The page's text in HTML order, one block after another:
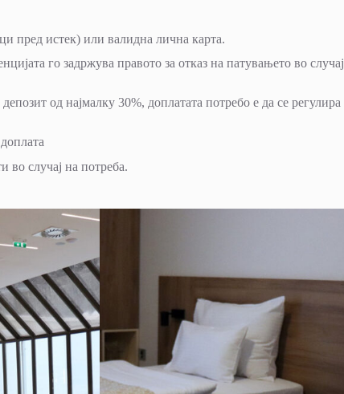
пред истек) или валидна лична карта.
го задржува правото за отказ на патувањето во случај
од најмалку 30%, доплатата потребо е да се регулира
во случај на потреба.